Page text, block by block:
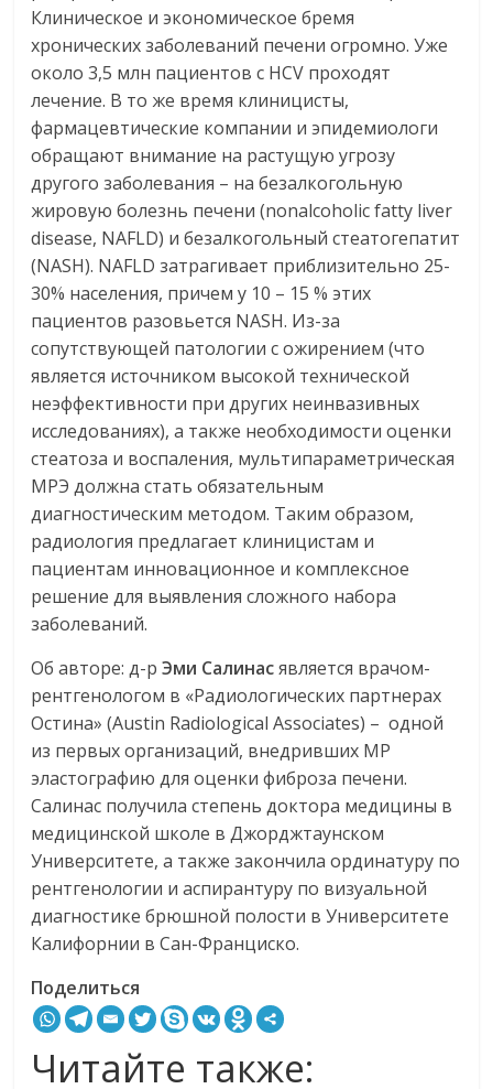
Клиническое и экономическое бремя
хронических заболеваний печени огромно. Уже
около 3,5 млн пациентов с HCV проходят
лечение. В то же время клиницисты,
фармацевтические компании и эпидемиологи
обращают внимание на растущую угрозу
другого заболевания – на безалкогольную
жировую болезнь печени (nonalcoholic fatty liver
disease, NAFLD) и безалкогольный стеатогепатит
(NASH). NAFLD затрагивает приблизительно 25-
30% населения, причем у 10 – 15 % этих
пациентов разовьется NASH. Из-за
сопутствующей патологии с ожирением (что
является источником высокой технической
неэффективности при других неинвазивных
исследованиях), а также необходимости оценки
стеатоза и воспаления, мультипараметрическая
МРЭ должна стать обязательным
диагностическим методом. Таким образом,
радиология предлагает клиницистам и
пациентам инновационное и комплексное
решение для выявления сложного набора
заболеваний.
Об авторе: д-рЭми Салинасявляется врачом-
рентгенологом в «Радиологических партнерах
Остина» (Austin Radiological Associates) – одной
из первых организаций, внедривших МР
эластографию для оценки фиброза печени.
Салинас получила степень доктора медицины в
медицинской школе в Джорджтаунском
Университете, а также закончила ординатуру по
рентгенологии и аспирантуру по визуальной
диагностике брюшной полости в Университете
Калифорнии в Сан-Франциско.
Поделиться
Читайте также: